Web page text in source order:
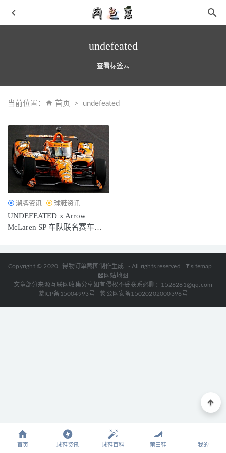
undefeated
查看标签云
当前位置： 首页 undefeated
潮牌资讯 球鞋资讯
UNDEFEATED x Arrow
McLaren SP 车队联名赛车涂
Copyright © 2020 得物订单截图制作生成 - All rights reserved sitemap
网站地图
文章部分来源互联网收集分享如有侵权不妥联系必删：1526281@qq.com
蒙ICP备15004993号
蒙公网安备15020202000396号
11-30
门店被扫荡，1小时爆卖60000+件，财神爷同款球鞋又被疯
狂炒卖？ 2021-04-29
得物最新订单截图生成 付款图记录最新模板已更新
03-24
早春如何转运 春天转运是关键 月色惠APP转运珠免费送
2019-02-28
过年怎么吃不会胖 过年发胖自救指南
首页 球鞋资讯 球鞋百科 莆田鞋 我的